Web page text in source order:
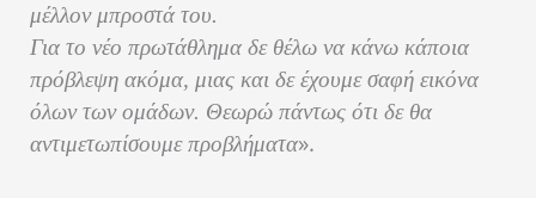
μέλλον μπροστά του.
Για το νέο πρωτάθλημα δε θέλω να κάνω κάποια
πρόβλεψη ακόμα, μιας και δε έχουμε σαφή εικόνα
όλων των ομάδων. Θεωρώ πάντως ότι δε θα
αντιμετωπίσουμε προβλήματα».